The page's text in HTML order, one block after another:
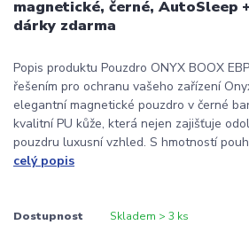
magnetické, černé, AutoSleep
dárky zdarma
Popis produktu Pouzdro ONYX BOOX
řešením pro ochranu vašeho zařízení
elegantní magnetické pouzdro v černé
kvalitní PU kůže, která nejen zajišťuje
pouzdru luxusní vzhled. S hmotností
celý popis
Dostupnost Skladem > 3 ks